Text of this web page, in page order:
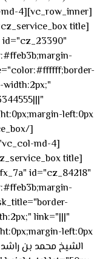
left:0px;"]
id="cz_84218"
link="|||"